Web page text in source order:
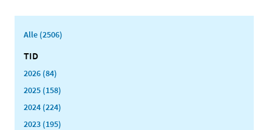
Alle (2506)
TID
2026 (84)
2025 (158)
2024 (224)
2023 (195)